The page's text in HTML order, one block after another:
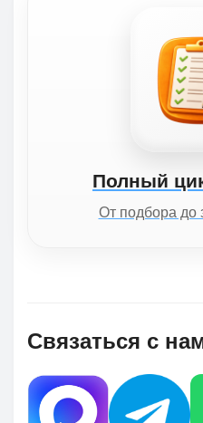
Полный
От подбора до
Связаться с